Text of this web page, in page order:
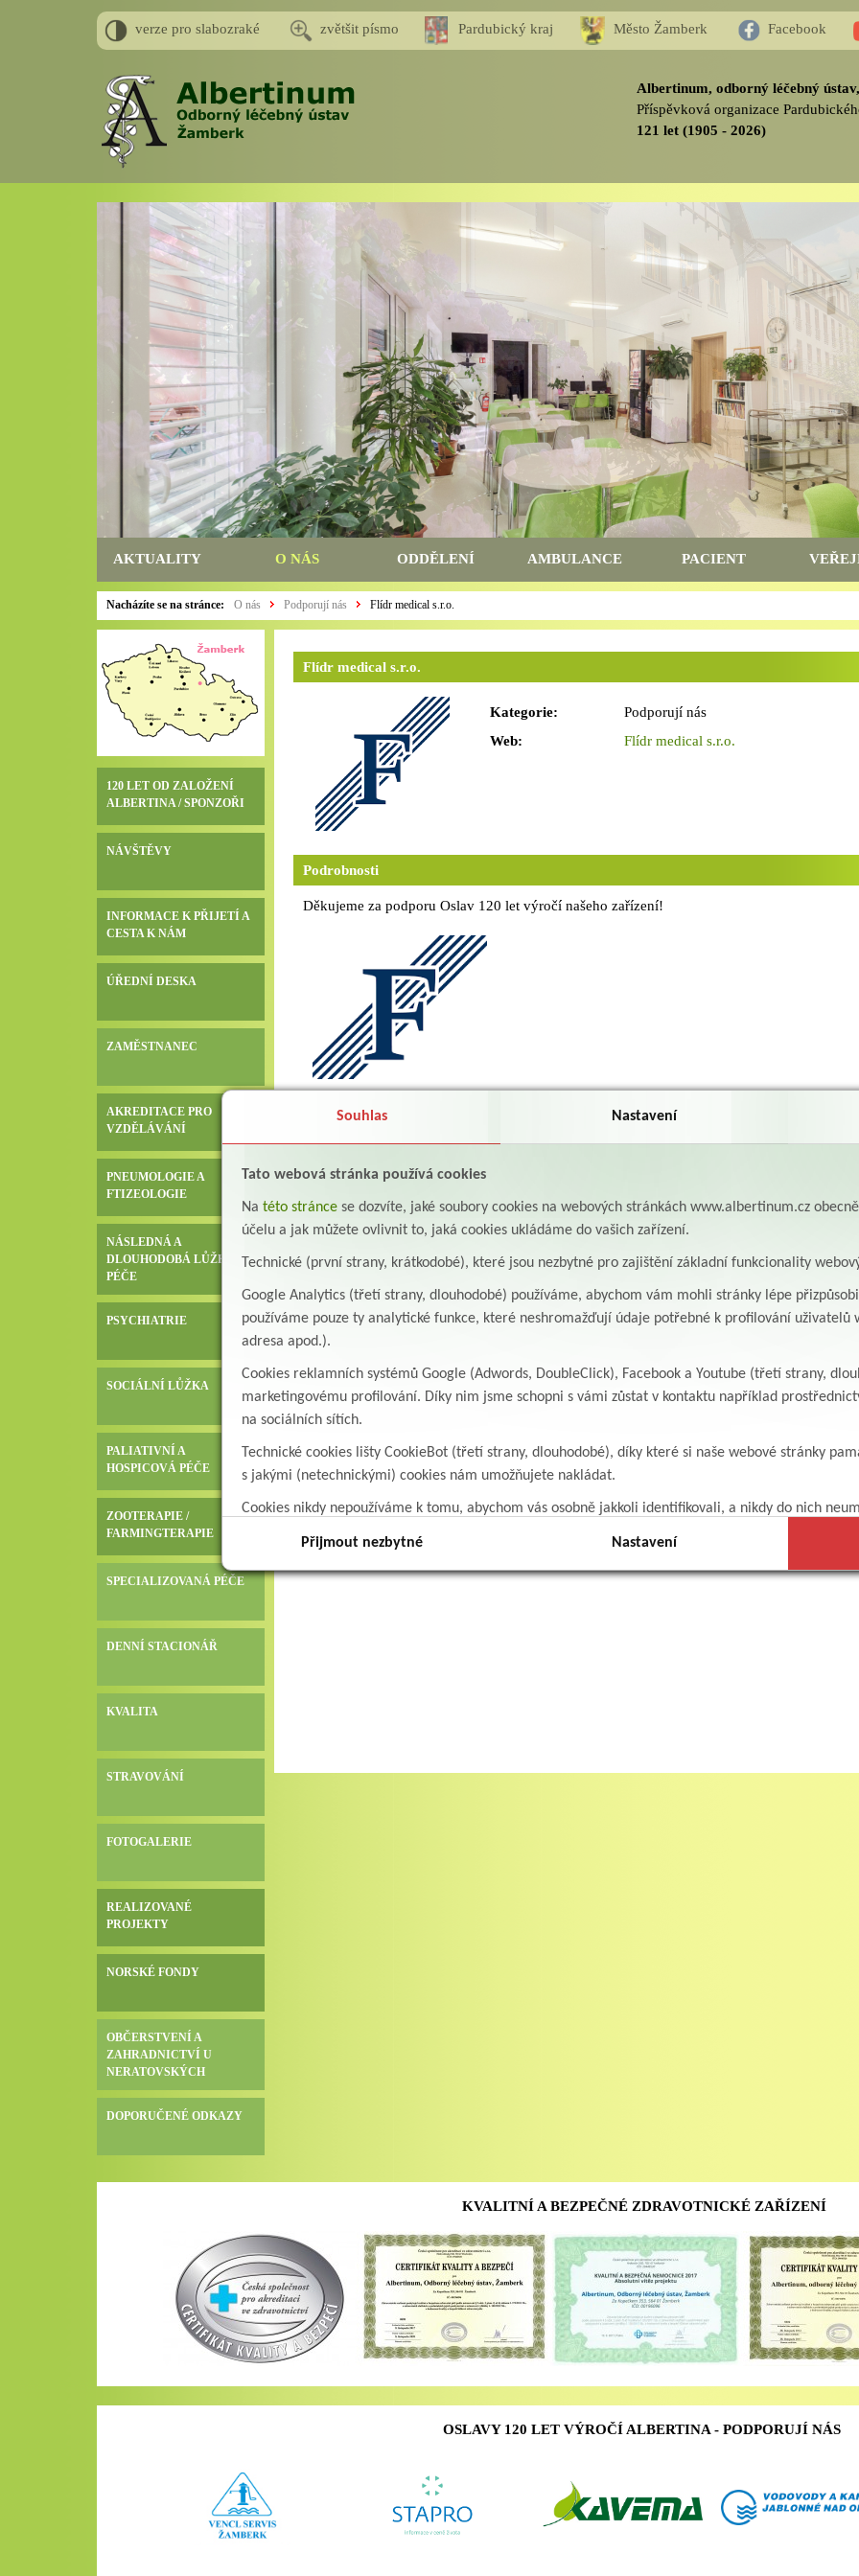
verze pro slabozraké zvětšit písmo Pardubický kraj Město Žamberk Facebook
Albertinum, odborný léčebný
Příspěvková organizace
121 let (1905 - 2026)
AKTUALITY O NÁS ODDĚLENÍ AMBULANCE PACIENT
Nacházíte se na stránce: O nás Podporují nás Flídr medical s.r.o.
120 LET OD ZALOŽENÍ
ALBERTINA / SPONZOŘI
NÁVŠTĚVY
INFORMACE K PŘIJETÍ A
CESTA K NÁM
ÚŘEDNÍ DESKA
ZAMĚSTNANEC
AKREDITACE PRO
VZDĚLÁVÁNÍ
PNEUMOLOGIE A
FTIZEOLOGIE
NÁSLEDNÁ A
DLOUHODOBÁ LŮŽKOVÁ
PÉČE
PSYCHIATRIE
SOCIÁLNÍ LŮŽKA
PALIATIVNÍ A
HOSPICOVÁ PÉČE
ZOOTERAPIE /
FARMINGTERAPIE
SPECIALIZOVANÁ PÉČE
DENNÍ STACIONÁŘ
KVALITA
STRAVOVÁNÍ
FOTOGALERIE
REALIZOVANÉ
PROJEKTY
NORSKÉ FONDY
OBČERSTVENÍ A
ZAHRADNICTVÍ U
NERATOVSKÝCH
DOPORUČENÉ ODKAZY
Flídr medical s.r.o.
Kategorie:
Podporují nás
Web:
Flídr medical s.r.o.
Podrobnosti
Děkujeme za podporu Oslav 120 let výročí našeho zařízení!
KVALITNÍ A BEZPEČNÉ ZDRAVOTNICKÉ ZAŘÍZENÍ
OSLAVY 120 LET VÝROČÍ ALBERTINA - PODPORUJÍ NÁS
Souhlas Nastavení
Tato webová stránka používá cookies
Na této stránce se dozvíte, jaké soubory cookies na webových stránkách www.albertinum.cz
účelu a jak můžete ovlivnit to, jaká cookies ukládáme do vašich zařízení.
Technické (první strany, krátkodobé), které jsou nezbytné pro zajištění základní funkcionality
Google Analytics (třetí strany, dlouhodobé) používáme, abychom vám mohli stránky lépe
používáme pouze ty analytické funkce, které neshromažďují údaje potřebné k profilování uživatelů
adresa apod.).
Cookies reklamních systémů Google (Adwords, DoubleClick), Facebook a Youtube (třetí strany,
marketingovému profilování. Díky nim jsme schopni s vámi zůstat v kontaktu například
na sociálních sítích.
Technické cookies lišty CookieBot (třetí strany, dlouhodobé), díky které si naše webové stránky
s jakými (netechnickými) cookies nám umožňujete nakládat.
Cookies nikdy nepoužíváme k tomu, abychom vás osobně jakkoli identifikovali, a nikdy do nich
Přijmout nezbytné Nastavení